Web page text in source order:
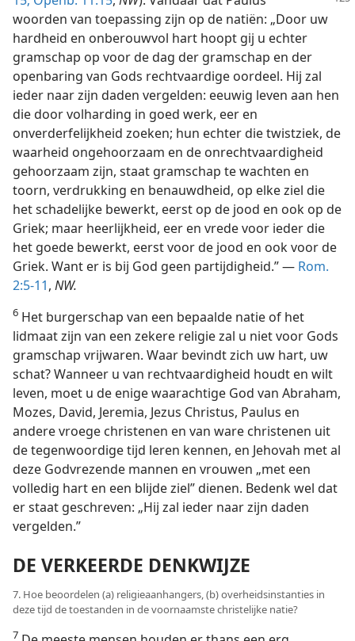
woorden van toepassing zijn op de natiën: „Door uw
hardheid en onberouwvol hart hoopt gij u echter
gramschap op voor de dag der gramschap en der
openbaring van Gods rechtvaardige oordeel. Hij zal
ieder naar zijn daden vergelden: eeuwig leven aan hen
die door volharding in goed werk, eer en
onverderfelijkheid zoeken; hun echter die twistziek, de
waarheid ongehoorzaam en de onrechtvaardigheid
gehoorzaam zijn, staat gramschap te wachten en
toorn, verdrukking en benauwdheid, op elke ziel die
het schadelijke bewerkt, eerst op de jood en ook op de
Griek; maar heerlijkheid, eer en vrede voor ieder die
het goede bewerkt, eerst voor de jood en ook voor de
Griek. Want er is bij God geen partijdigheid.” — Rom.
2:5-11, NW.
6 Het burgerschap van een bepaalde natie of het
lidmaat zijn van een zekere religie zal u niet voor Gods
gramschap vrijwaren. Waar bevindt zich uw hart, uw
schat? Wanneer u van rechtvaardigheid houdt en wilt
leven, moet u de enige waarachtige God van Abraham,
Mozes, David, Jeremia, Jezus Christus, Paulus en
andere vroege christenen en van ware christenen uit
de tegenwoordige tijd leren kennen, en Jehovah met al
deze Godvrezende mannen en vrouwen „met een
volledig hart en een blijde ziel” dienen. Bedenk wel dat
er staat geschreven: „Hij zal ieder naar zijn daden
vergelden.”
DE VERKEERDE DENKWIJZE
7. Hoe beoordelen (a) religieaanhangers, (b) overheidsinstanties in
deze tijd de toestanden in de voornaamste christelijke natie?
7